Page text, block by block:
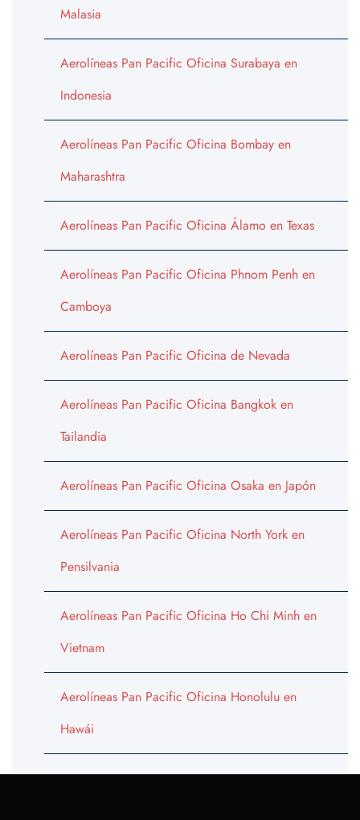
Malasia
Aerolíneas Pan Pacific Oficina Surabaya en
Indonesia
Aerolíneas Pan Pacific Oficina Bombay en
Maharashtra
Aerolíneas Pan Pacific Oficina Álamo en Texas
Aerolíneas Pan Pacific Oficina Phnom Penh en
Camboya
Aerolíneas Pan Pacific Oficina de Nevada
Aerolíneas Pan Pacific Oficina Bangkok en
Tailandia
Aerolíneas Pan Pacific Oficina Osaka en Japón
Aerolíneas Pan Pacific Oficina North York en
Pensilvania
Aerolíneas Pan Pacific Oficina Ho Chi Minh en
Vietnam
Aerolíneas Pan Pacific Oficina Honolulu en
Hawái